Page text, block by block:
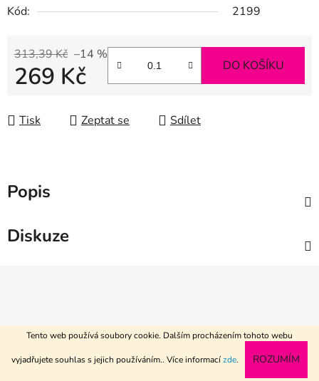
Tento web používá soubory cookie. Dalším procházením tohoto webu
vyjadřujete souhlas s jejich používáním.. Více informacízde. ROZUMÍM
www.textil-metraz.cz
Kód:
2199
313,39 Kč –14 %
269 Kč DO KOŠÍKU
Tisk Zeptat se Sdílet
Popis
Diskuze
a
Copyright 2026R2 textile. Všechna práva vyhrazena.